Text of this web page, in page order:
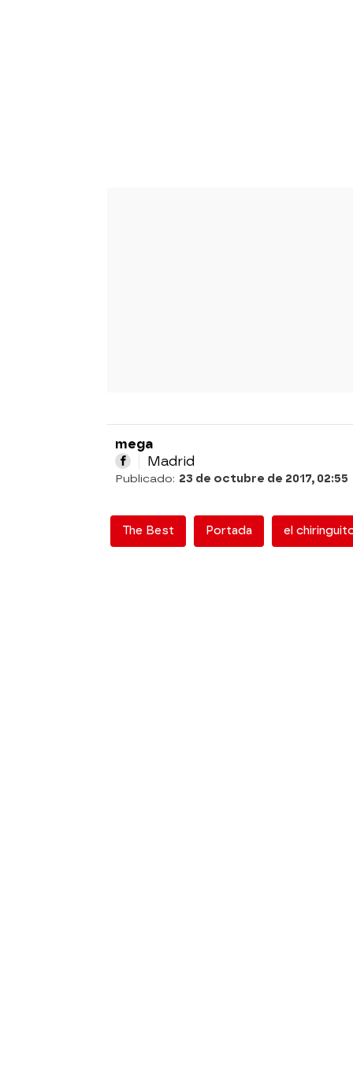
mega
Madrid
Publicado: 23 de octubre de 2017, 02:55
The Best Portada el